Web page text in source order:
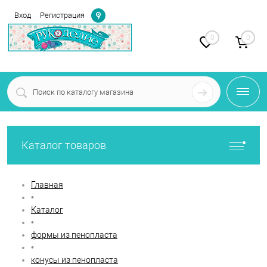
Вход Регистрация
Определение
0 0
Каталог товаров
Главная
•
Каталог
•
формы из пенопласта
•
конусы из пенопласта